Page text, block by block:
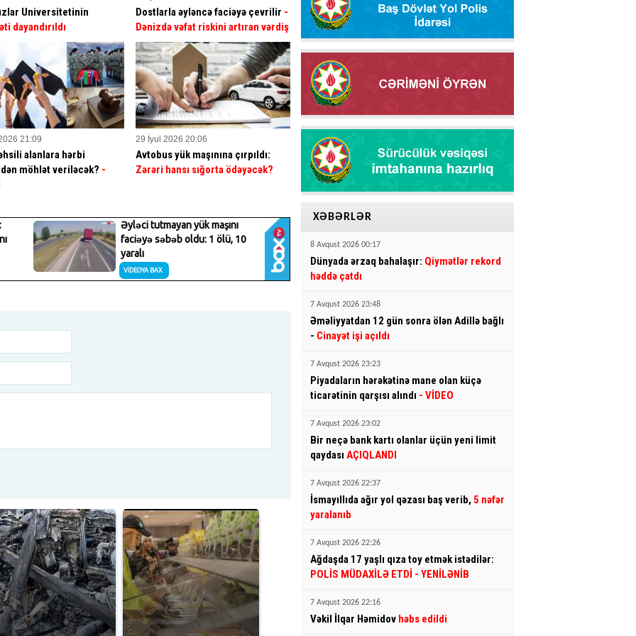
Universitetinin
dayandırıldı
Dostlarla əyləncə faciəyə çevrilir -
Dənizdə vəfat riskini artıran vərdiş
21:09
alanlara hərbi
möhlət veriləcək? -
29 İyul 2026 20:06
Avtobus yük maşınına çırpıldı:
Zərəri hansı sığorta ödəyəcək?
XƏBƏRLƏR
8 Avqust 2026 00:17
Dünyada ərzaq bahalaşır: Qiymətlər rekord
həddə çatdı
7 Avqust 2026 23:48
Əməliyyatdan 12 gün sonra ölən Adillə bağlı
- Cinayət işi açıldı
7 Avqust 2026 23:23
Piyadaların hərəkətinə mane olan küçə
ticarətinin qarşısı alındı - VİDEO
7 Avqust 2026 23:02
Bir neçə bank kartı olanlar üçün yeni limit
qaydası AÇIQLANDI
7 Avqust 2026 22:37
İsmayıllıda ağır yol qəzası baş verib, 5 nəfər
yaralanıb
7 Avqust 2026 22:26
Ağdaşda 17 yaşlı qıza toy etmək istədilər:
POLİS MÜDAXİLƏ ETDİ - YENİLƏNİB
7 Avqust 2026 22:16
Vəkil İlqar Həmidov həbs edildi